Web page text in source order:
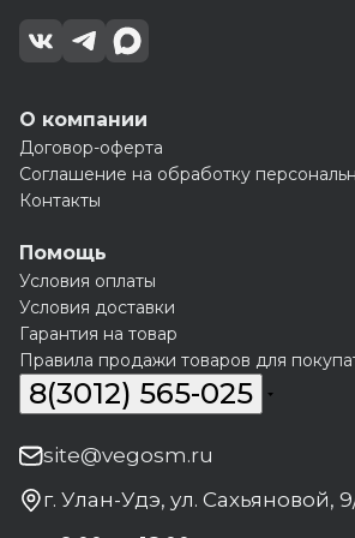
О компании
Договор-оферта
Соглашение на обработку
Контакты
Помощь
Условия оплаты
Условия доставки
Гарантия на товар
Правила продажи товаров для
8(3012) 565-025
site@vegosm.ru
г. Улан-Удэ, ул. Сахьяновой,